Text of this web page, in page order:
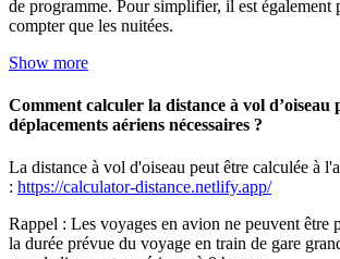
de programme. Pour simplifier, il est également
compter que les nuitées.
Show more
Comment calculer la distance à vol d’oiseau
déplacements aériens nécessaires ?
La distance à vol d'oiseau peut être calculée à
: https://calculator-distance.netlify.app/
Rappel : Les voyages en avion ne peuvent être
la durée prévue du voyage en train de gare